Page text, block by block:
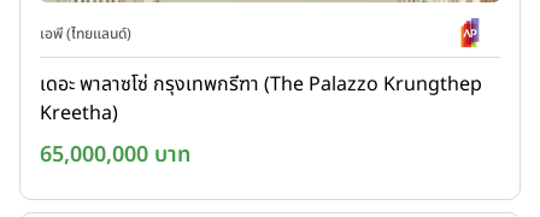
เอพี (ไทยแลนด์)
เดอะ พาลาซโซ่ กรุงเทพกรีฑา (The Palazzo Krungthep
Kreetha)
65,000,000 บาท